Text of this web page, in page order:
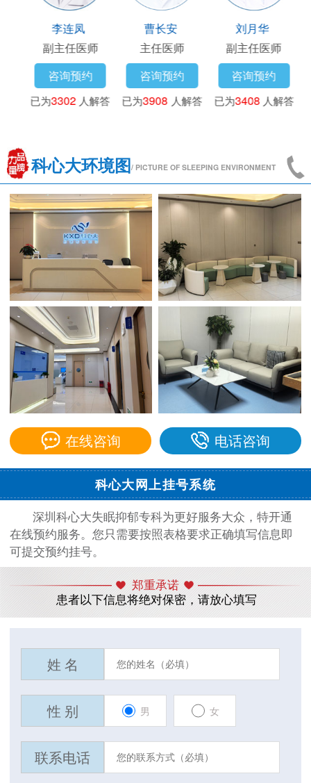
李连凤
副主任医师
咨询预约
已为3302人解答
曹长安
主任医师
咨询预约
已为3908人解答
刘月华
副主任医师
咨询预约
已为3408人解答
科心大环境图/ PICTURE OF SLEEPING ENVIRONMENT
在线咨询 电话咨询
科心大网上挂号系统
深圳科心大失眠抑郁专科为更好服务大众，特开通
在线预约服务。您只需要按照表格要求正确填写信息即
可提交预约挂号。
郑重承诺
患者以下信息将绝对保密，请放心填写
姓 名
性 别 男 女
联系电话